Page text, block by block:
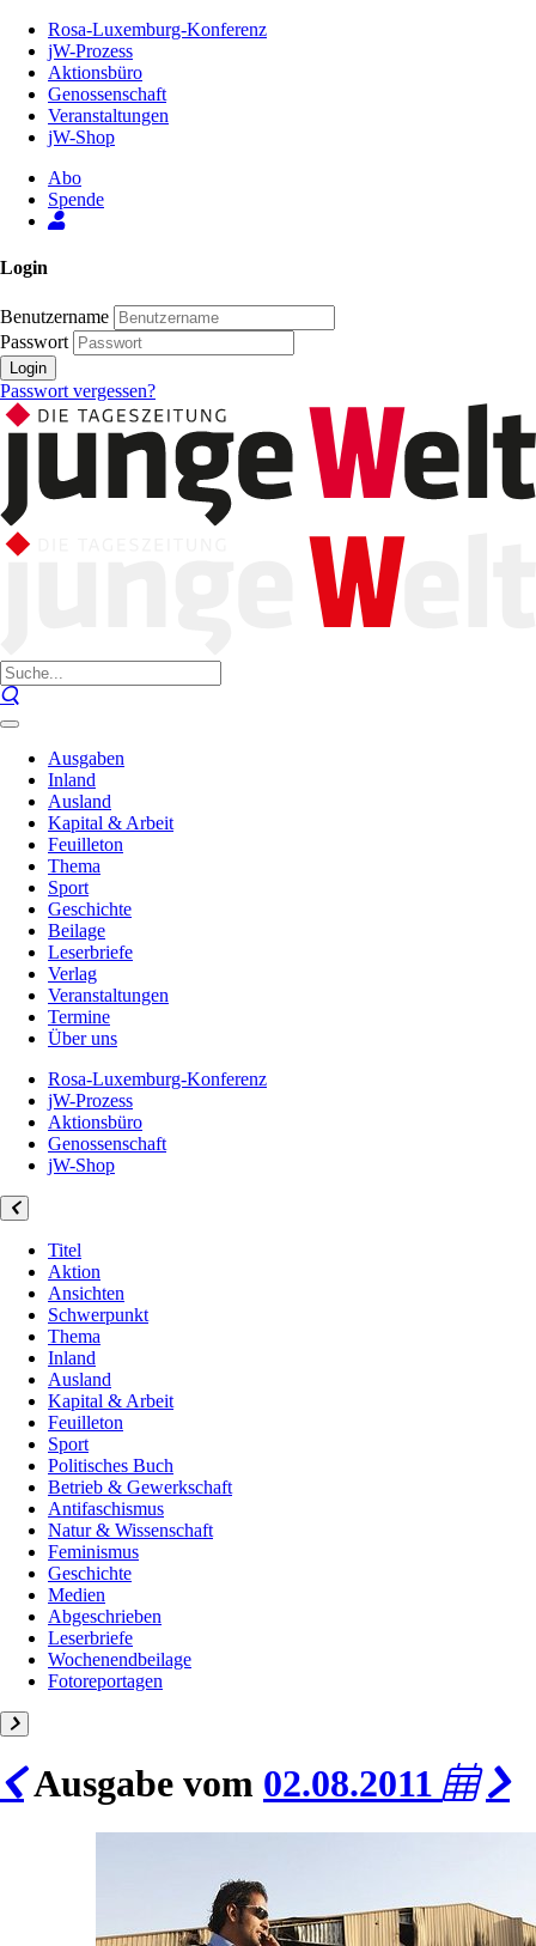
Inhalt
Seite
Rosa-Luxemburg-Konferenz
jW-Prozess
Aktionsbüro
Genossenschaft
Veranstaltungen
jW-Shop
Abo
Spende
Login
Benutzername
Passwort
Login
Passwort vergessen?
Ausgaben
Inland
Ausland
Kapital & Arbeit
Feuilleton
Thema
Sport
Geschichte
Beilage
Leserbriefe
Verlag
Veranstaltungen
Termine
Über uns
Rosa-Luxemburg-Konferenz
jW-Prozess
Aktionsbüro
Genossenschaft
jW-Shop
Titel
Aktion
Ansichten
Schwerpunkt
Thema
Inland
Ausland
Kapital & Arbeit
Feuilleton
Sport
Politisches Buch
Betrieb & Gewerkschaft
Antifaschismus
Natur & Wissenschaft
Feminismus
Geschichte
Medien
Abgeschrieben
Leserbriefe
Wochenendbeilage
Fotoreportagen
Ausgabe vom 02.08.2011